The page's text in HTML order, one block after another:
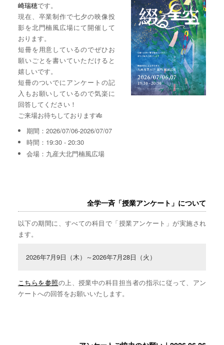
崎瑞穂です。
現在、卒業制作で七夕の映像投
影を北門楠風広場にて開催して
おります。
短冊を用意しているのでぜひお
願いごとを書いていただけると
嬉しいです。
短冊のついでにアンケートの記
入もお願いしているので気楽に
回答してください！
ご来場お待ちしております🎋
期間：2026/07/06-2026/07/07
時間：19:30 - 20:30
会場：九産大北門楠風広場
全学一斉「授業アンケート」について
以下の期間に、すべての科目で「授業アンケート」が実施され
ます。
2026年7月9日（木）～2026年7月28日（火）
こちらを参照の上、授業中の科目担当者の指示に従って、アン
ケートへの回答をお願いいたします。